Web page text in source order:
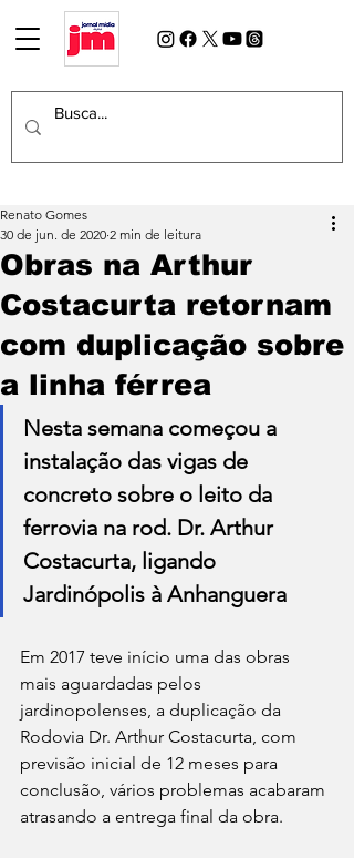
Obras na Arthur
Costacurta retornam
com duplicação sobre
a linha férrea
Renato Gomes
30 de jun. de 2020 2 min de leitura
Nesta semana começou a
instalação das vigas de
concreto sobre o leito da
ferrovia na rod. Dr. Arthur
Costacurta, ligando
Jardinópolis à Anhanguera
Em 2017 teve início uma das obras
mais aguardadas pelos
jardinopolenses, a duplicação da
Rodovia Dr. Arthur Costacurta, com
previsão inicial de 12 meses para
conclusão, vários problemas acabaram
atrasando a entrega final da obra.